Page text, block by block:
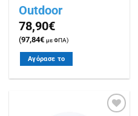
Outdoor
78,90€
(97,84€ με ΦΠΑ)
Αγόρασε το